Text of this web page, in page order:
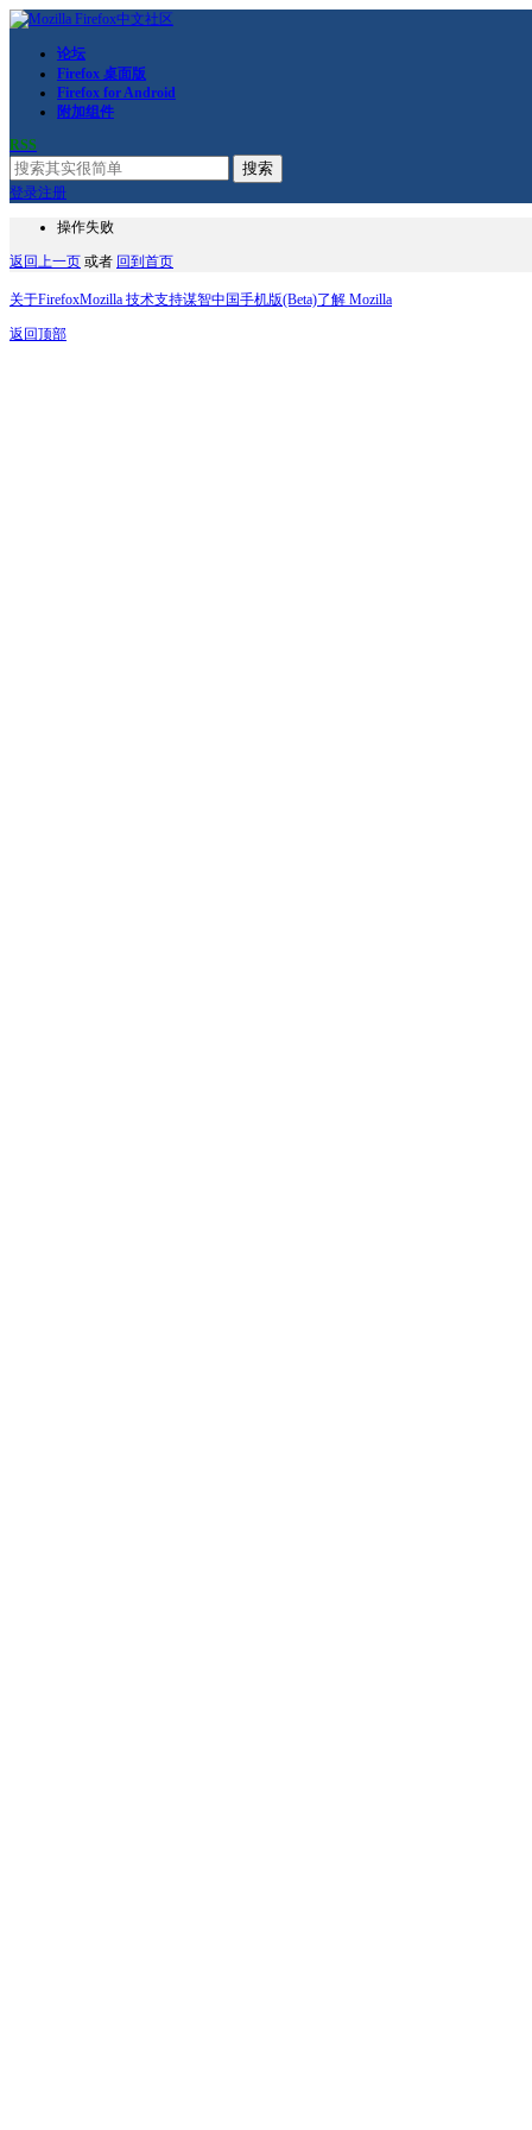
论坛
Firefox 桌面版
Firefox for Android
附加组件
RSS
搜索
登录注册
操作失败
返回上一页 或者 回到首页
关于FirefoxMozilla 技术支持谋智中国手机版(Beta)了解 Mozilla
返回顶部